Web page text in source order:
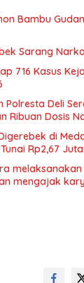
Bambu
Sarang
716 Kasus
Polresta Deli
Ribuan Dosis
di
Rp2,67
mengajak